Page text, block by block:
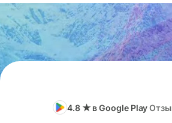
4.8 ★ в Google Play